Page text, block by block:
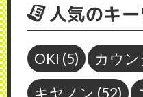
人気のキ
OKI (5) カウ
キヤノン (52)